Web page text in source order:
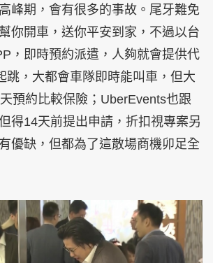
峰期，會有很多的事故。尾牙難免
你開車，送你平安到家，不過以台
，即時預約派遣，人夠就會提供代
跳，大都會車隊即時能叫車，但大
預約比較保險；UberEvents也跟
得14天前提出申請，折扣視專案另
優缺，但都為了這散場商機卯足全